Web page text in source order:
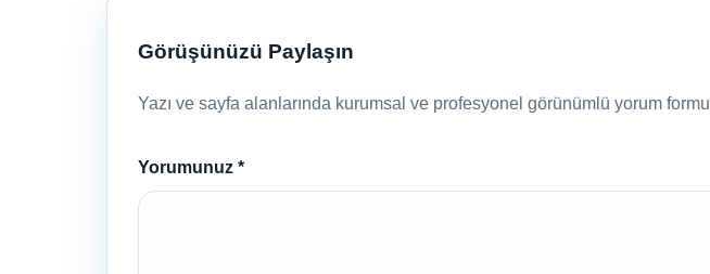
Görüşünüzü Paylaşın
Yazı ve sayfa alanlarında kurumsal ve profesyonel görünümlü yorum
Yorumunuz *